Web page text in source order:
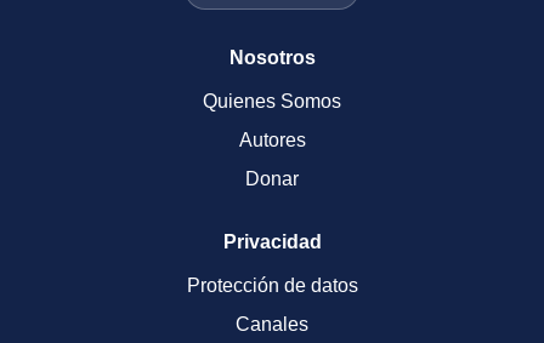
Nosotros
Quienes Somos
Autores
Donar
Privacidad
Protección de datos
Canales